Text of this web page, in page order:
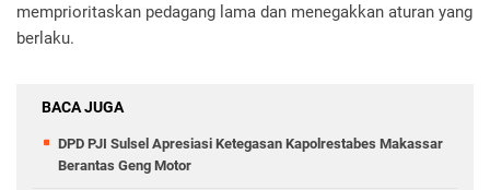
memprioritaskan pedagang lama dan menegakkan aturan yang
berlaku.
BACA JUGA
DPD PJI Sulsel Apresiasi Ketegasan Kapolrestabes Makassar
Berantas Geng Motor